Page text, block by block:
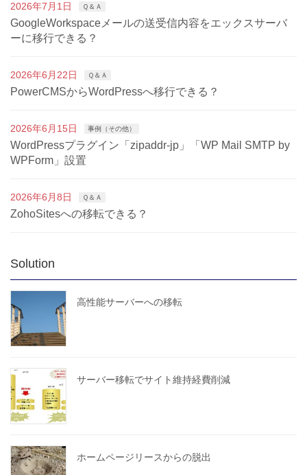
2026年7月1日 Ｑ＆Ａ
GoogleWorkspaceメールの送受信内容をエックスサーバ
ーに移行できる？
2026年6月22日 Ｑ＆Ａ
PowerCMSからWordPressへ移行できる？
2026年6月15日 事例（その他）
WordPressプラグイン「zipaddr-jp」「WP Mail SMTP by
WPForm」設置
2026年6月8日 Ｑ＆Ａ
ZohoSitesへの移転できる？
Solution
高性能サーバーへの移転
サーバー移転でサイト維持経費削減
ホームページリースからの脱出